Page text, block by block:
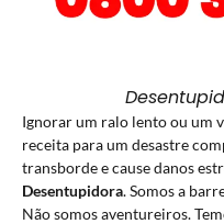
Ignorar um ralo lento ou um
receita para um desastre
transborde e cause danos
Desentupidora. Somos a
Não somos aventureiros.